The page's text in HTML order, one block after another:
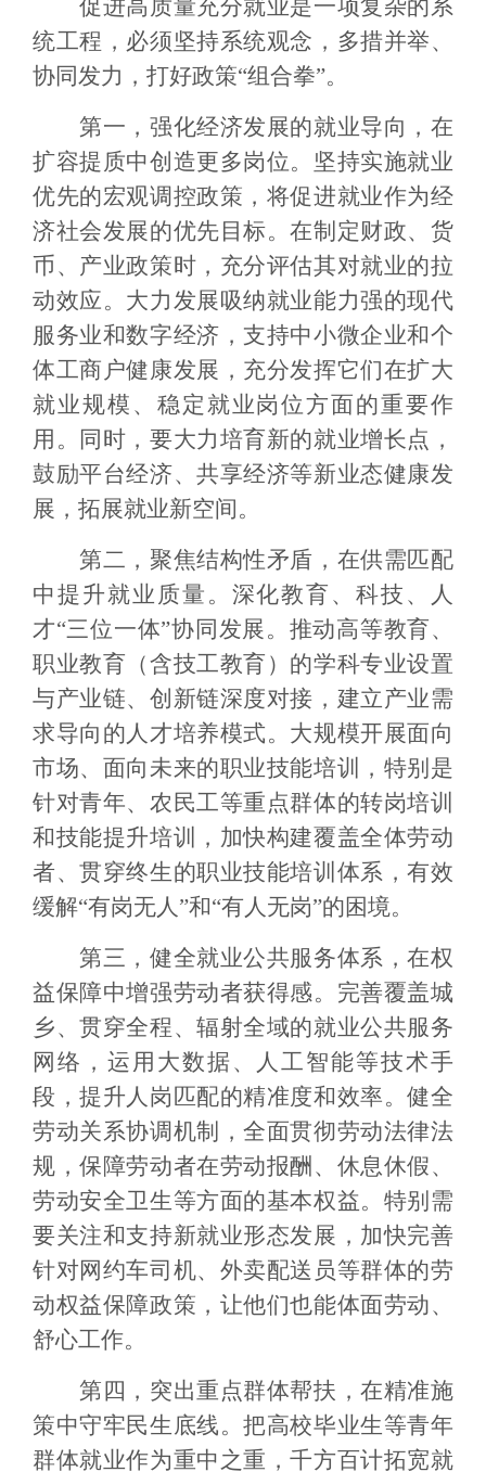
促进高质量充分就业是一项复杂的系
统工程，必须坚持系统观念，多措并举、
协同发力，打好政策“组合拳”。
第一，强化经济发展的就业导向，在
扩容提质中创造更多岗位。坚持实施就业
优先的宏观调控政策，将促进就业作为经
济社会发展的优先目标。在制定财政、货
币、产业政策时，充分评估其对就业的拉
动效应。大力发展吸纳就业能力强的现代
服务业和数字经济，支持中小微企业和个
体工商户健康发展，充分发挥它们在扩大
就业规模、稳定就业岗位方面的重要作
用。同时，要大力培育新的就业增长点，
鼓励平台经济、共享经济等新业态健康发
展，拓展就业新空间。
第二，聚焦结构性矛盾，在供需匹配
中提升就业质量。深化教育、科技、人
才“三位一体”协同发展。推动高等教育、
职业教育（含技工教育）的学科专业设置
与产业链、创新链深度对接，建立产业需
求导向的人才培养模式。大规模开展面向
市场、面向未来的职业技能培训，特别是
针对青年、农民工等重点群体的转岗培训
和技能提升培训，加快构建覆盖全体劳动
者、贯穿终生的职业技能培训体系，有效
缓解“有岗无人”和“有人无岗”的困境。
第三，健全就业公共服务体系，在权
益保障中增强劳动者获得感。完善覆盖城
乡、贯穿全程、辐射全域的就业公共服务
网络，运用大数据、人工智能等技术手
段，提升人岗匹配的精准度和效率。健全
劳动关系协调机制，全面贯彻劳动法律法
规，保障劳动者在劳动报酬、休息休假、
劳动安全卫生等方面的基本权益。特别需
要关注和支持新就业形态发展，加快完善
针对网约车司机、外卖配送员等群体的劳
动权益保障政策，让他们也能体面劳动、
舒心工作。
第四，突出重点群体帮扶，在精准施
策中守牢民生底线。把高校毕业生等青年
群体就业作为重中之重，千方百计拓宽就